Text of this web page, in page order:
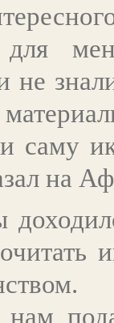
для
не
саму
на
нам